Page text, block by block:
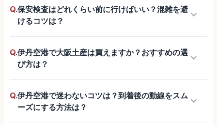
Q.保安検査はどれくらい前に行けばいい？混雑を避
けるコツは？
keyboard_arrow_down
Q.伊丹空港で大阪土産は買えますか？おすすめの選
び方は？
keyboard_arrow_down
Q.伊丹空港で迷わないコツは？到着後の動線をスム
ーズにする方法は？
keyboard_arrow_down